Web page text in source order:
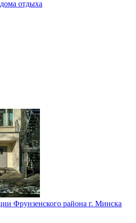
отдыха
Фрунзенского района г. Минска